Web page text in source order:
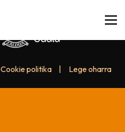
Cookie politika Lege oharra